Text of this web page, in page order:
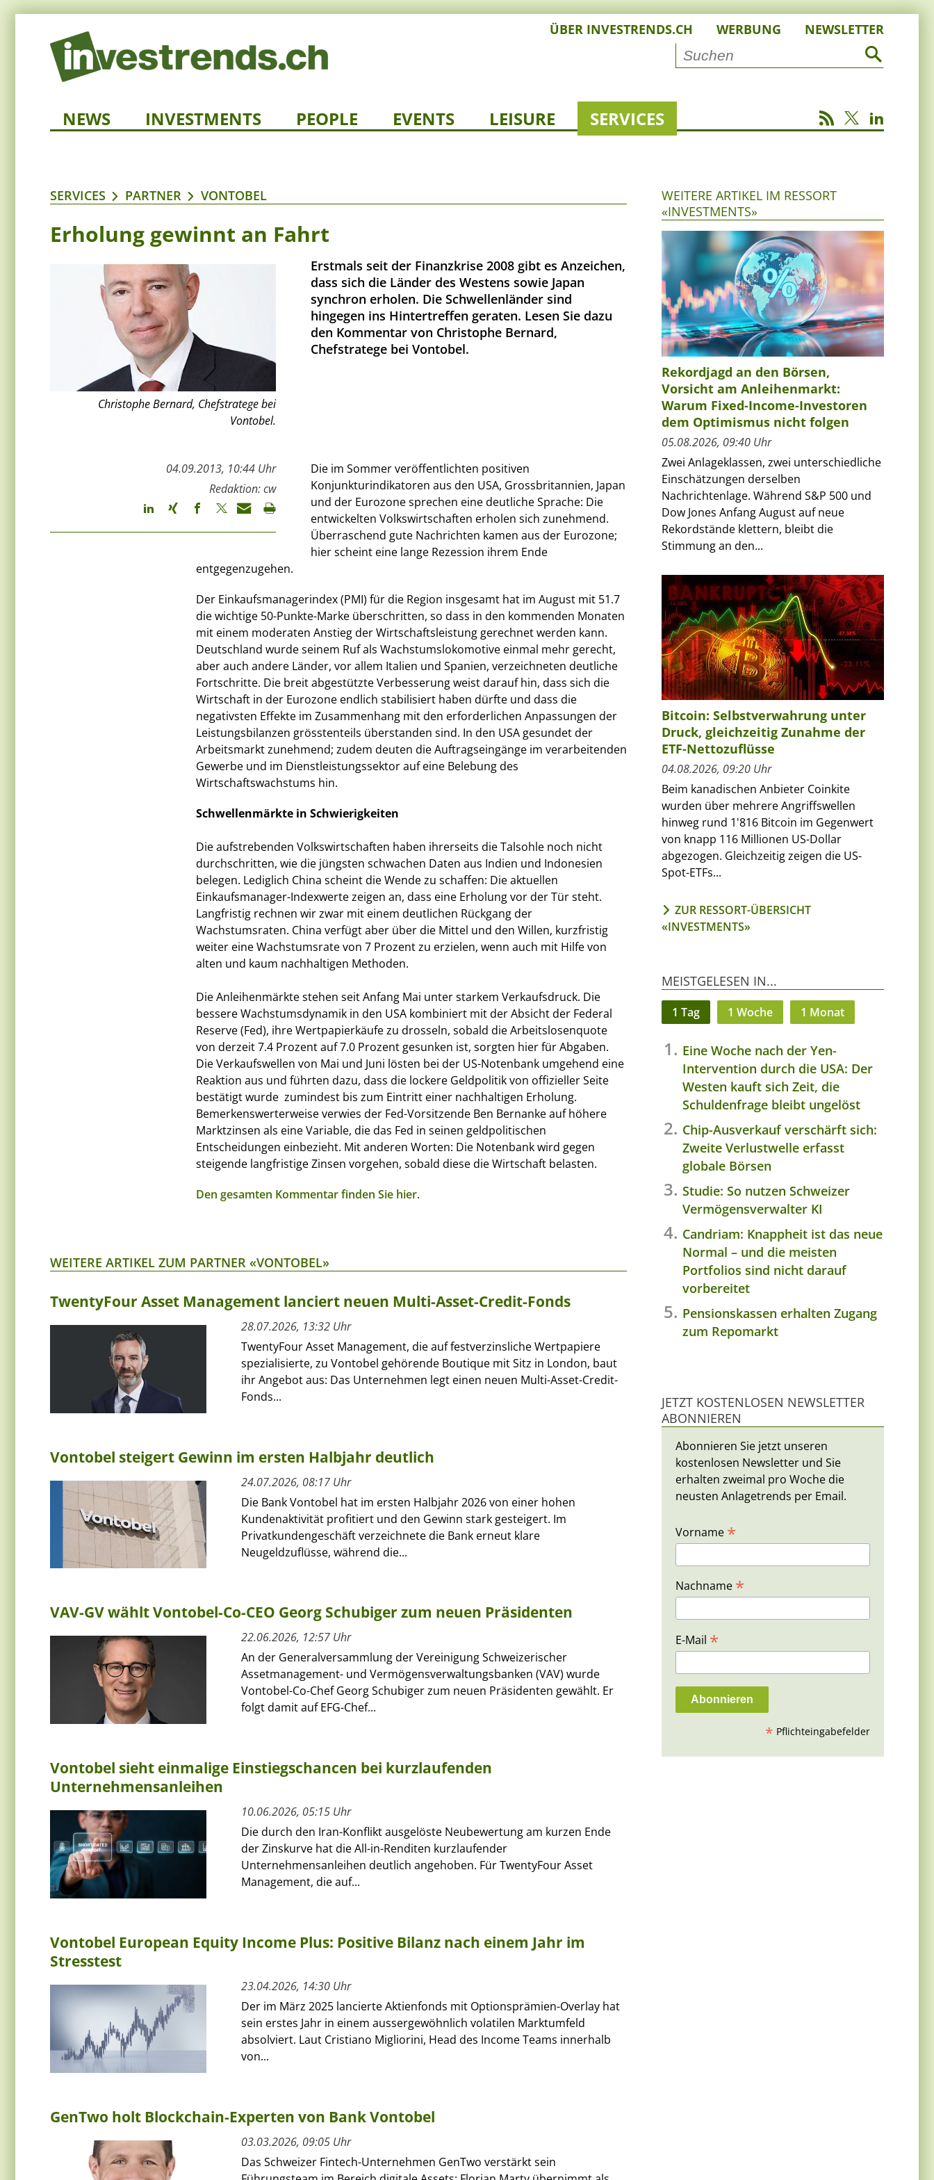
ÜBER INVESTRENDS.CH WERBUNG NEWSLETTER
NEWS INVESTMENTS PEOPLE EVENTS LEISURE SERVICES
SERVICES PARTNER VONTOBEL
Erholung gewinnt an Fahrt
Christophe Bernard, Chefstratege bei
Vontobel.
Erstmals seit der Finanzkrise 2008 gibt es Anzeichen,
dass sich die Länder des Westens sowie Japan
synchron erholen. Die Schwellenländer sind
hingegen ins Hintertreffen geraten. Lesen Sie dazu
den Kommentar von Christophe Bernard,
Chefstratege bei Vontobel.
04.09.2013, 10:44 Uhr
Redaktion: cw
Die im Sommer veröffentlichten positiven
Konjunkturindikatoren aus den USA, Grossbritannien, Japan
und der Eurozone sprechen eine deutliche Sprache: Die
entwickelten Volkswirtschaften erholen sich zunehmend.
Überraschend gute Nachrichten kamen aus der Eurozone;
hier scheint eine lange Rezession ihrem Ende
entgegenzugehen.
Der Einkaufsmanagerindex (PMI) für die Region insgesamt hat im August mit 51.7
die wichtige 50-Punkte-Marke überschritten, so dass in den kommenden Monaten
mit einem moderaten Anstieg der Wirtschaftsleistung gerechnet werden kann.
Deutschland wurde seinem Ruf als Wachstumslokomotive einmal mehr gerecht,
aber auch andere Länder, vor allem Italien und Spanien, verzeichneten deutliche
Fortschritte. Die breit abgestützte Verbesserung weist darauf hin, dass sich die
Wirtschaft in der Eurozone endlich stabilisiert haben dürfte und dass die
negativsten Effekte im Zusammenhang mit den erforderlichen Anpassungen der
Leistungsbilanzen grösstenteils überstanden sind. In den USA gesundet der
Arbeitsmarkt zunehmend; zudem deuten die Auftragseingänge im verarbeitenden
Gewerbe und im Dienstleistungssektor auf eine Belebung des
Wirtschaftswachstums hin.
Schwellenmärkte in Schwierigkeiten
Die aufstrebenden Volkswirtschaften haben ihrerseits die Talsohle noch nicht
durchschritten, wie die jüngsten schwachen Daten aus Indien und Indonesien
belegen. Lediglich China scheint die Wende zu schaffen: Die aktuellen
Einkaufsmanager-Indexwerte zeigen an, dass eine Erholung vor der Tür steht.
Langfristig rechnen wir zwar mit einem deutlichen Rückgang der
Wachstumsraten. China verfügt aber über die Mittel und den Willen, kurzfristig
weiter eine Wachstumsrate von 7 Prozent zu erzielen, wenn auch mit Hilfe von
alten und kaum nachhaltigen Methoden.
Die Anleihenmärkte stehen seit Anfang Mai unter starkem Verkaufsdruck. Die
bessere Wachstumsdynamik in den USA kombiniert mit der Absicht der Federal
Reserve (Fed), ihre Wertpapierkäufe zu drosseln, sobald die Arbeitslosenquote
von derzeit 7.4 Prozent auf 7.0 Prozent gesunken ist, sorgten hier für Abgaben.
Die Verkaufswellen von Mai und Juni lösten bei der US-Notenbank umgehend eine
Reaktion aus und führten dazu, dass die lockere Geldpolitik von offizieller Seite
bestätigt wurde  zumindest bis zum Eintritt einer nachhaltigen Erholung.
Bemerkenswerterweise verwies der Fed-Vorsitzende Ben Bernanke auf höhere
Marktzinsen als eine Variable, die das Fed in seinen geldpolitischen
Entscheidungen einbezieht. Mit anderen Worten: Die Notenbank wird gegen
steigende langfristige Zinsen vorgehen, sobald diese die Wirtschaft belasten.
Den gesamten Kommentar finden Sie hier.
WEITERE ARTIKEL ZUM PARTNER «VONTOBEL»
TwentyFour Asset Management lanciert neuen Multi-Asset-Credit-Fonds
28.07.2026, 13:32 Uhr
TwentyFour Asset Management, die auf festverzinsliche Wertpapiere
spezialisierte, zu Vontobel gehörende Boutique mit Sitz in London, baut
ihr Angebot aus: Das Unternehmen legt einen neuen Multi-Asset-Credit-
Fonds...
Vontobel steigert Gewinn im ersten Halbjahr deutlich
24.07.2026, 08:17 Uhr
Die Bank Vontobel hat im ersten Halbjahr 2026 von einer hohen
Kundenaktivität profitiert und den Gewinn stark gesteigert. Im
Privatkundengeschäft verzeichnete die Bank erneut klare
Neugeldzuflüsse, während die...
VAV-GV wählt Vontobel-Co-CEO Georg Schubiger zum neuen Präsidenten
22.06.2026, 12:57 Uhr
An der Generalversammlung der Vereinigung Schweizerischer
Assetmanagement- und Vermögensverwaltungsbanken (VAV) wurde
Vontobel-Co-Chef Georg Schubiger zum neuen Präsidenten gewählt. Er
folgt damit auf EFG-Chef...
Vontobel sieht einmalige Einstiegschancen bei kurzlaufenden
Unternehmensanleihen
10.06.2026, 05:15 Uhr
Die durch den Iran-Konflikt ausgelöste Neubewertung am kurzen Ende
der Zinskurve hat die All-in-Renditen kurzlaufender
Unternehmensanleihen deutlich angehoben. Für TwentyFour Asset
Management, die auf...
Vontobel European Equity Income Plus: Positive Bilanz nach einem Jahr im
Stresstest
23.04.2026, 14:30 Uhr
Der im März 2025 lancierte Aktienfonds mit Optionsprämien-Overlay hat
sein erstes Jahr in einem aussergewöhnlich volatilen Marktumfeld
absolviert. Laut Cristiano Migliorini, Head des Income Teams innerhalb
von...
GenTwo holt Blockchain-Experten von Bank Vontobel
03.03.2026, 09:05 Uhr
Das Schweizer Fintech-Unternehmen GenTwo verstärkt sein
WEITERE ARTIKEL IM RESSORT
«INVESTMENTS»
Rekordjagd an den Börsen,
Vorsicht am Anleihenmarkt:
Warum Fixed-Income-Investoren
dem Optimismus nicht folgen
05.08.2026, 09:40 Uhr
Zwei Anlageklassen, zwei unterschiedliche
Einschätzungen derselben
Nachrichtenlage. Während S&P 500 und
Dow Jones Anfang August auf neue
Rekordstände klettern, bleibt die
Stimmung an den...
Bitcoin: Selbstverwahrung unter
Druck, gleichzeitig Zunahme der
ETF-Nettozuflüsse
04.08.2026, 09:20 Uhr
Beim kanadischen Anbieter Coinkite
wurden über mehrere Angriffswellen
hinweg rund 1'816 Bitcoin im Gegenwert
von knapp 116 Millionen US-Dollar
abgezogen. Gleichzeitig zeigen die US-
Spot-ETFs...
ZUR RESSORT-ÜBERSICHT
«INVESTMENTS»
MEISTGELESEN IN...
1 Tag 1 Woche 1 Monat
Eine Woche nach der Yen-
Intervention durch die USA: Der
Westen kauft sich Zeit, die
Schuldenfrage bleibt ungelöst
Chip-Ausverkauf verschärft sich:
Zweite Verlustwelle erfasst
globale Börsen
Studie: So nutzen Schweizer
Vermögensverwalter KI
Candriam: Knappheit ist das neue
Normal – und die meisten
Portfolios sind nicht darauf
vorbereitet
Pensionskassen erhalten Zugang
zum Repomarkt
JETZT KOSTENLOSEN NEWSLETTER
ABONNIEREN
Abonnieren Sie jetzt unseren
kostenlosen Newsletter und Sie
erhalten zweimal pro Woche die
neusten Anlagetrends per Email.
Vorname *
Nachname *
E-Mail *
* Pflichteingabefelder